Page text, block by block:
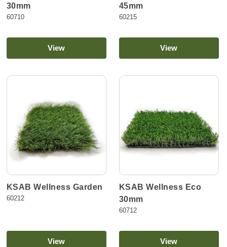
30mm
60710
View
45mm
60215
View
KSAB Wellness Garden
60212
View
KSAB Wellness Eco
30mm
60712
View